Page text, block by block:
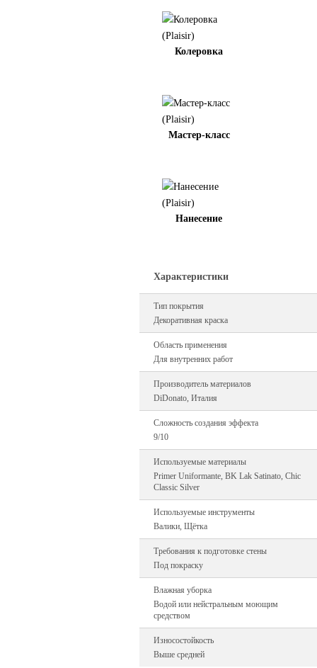
Колеровка
Мастер-класс
Нанесение
Характеристики
Тип покрытия
Декоративная краска
Область применения
Для внутренних работ
Производитель материалов
DiDonato, Италия
Сложность создания эффекта
9/10
Используемые материалы
Primer Uniformante, BK Lak Satinato, Chic
Classic Silver
Используемые инструменты
Валики, Щётка
Требования к подготовке стены
Под покраску
Влажная уборка
Водой или нейстральным моющим
средством
Износостойкость
Выше средней